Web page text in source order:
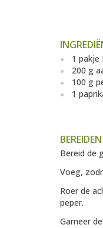
1 pakje
200 g
100 g
1
BEREIDEN
Bereid de
Voeg,
Roer de
peper.
Garneer